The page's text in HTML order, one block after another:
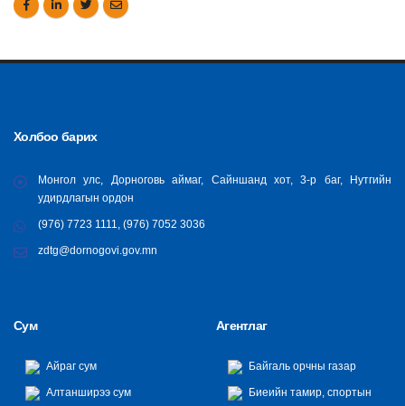
Холбоо барих
Монгол улс, Дорноговь аймаг, Сайншанд хот, 3-р баг, Нутгийн
удирдлагын ордон
(976) 7723 1111, (976) 7052 3036
zdtg@dornogovi.gov.mn
Сум
Айраг сум
Алтанширээ сум
Агентлаг
Байгаль орчны газар
Биеийн тамир, спортын